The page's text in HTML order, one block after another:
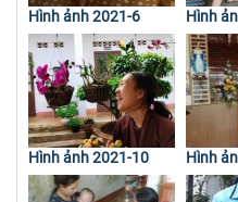
Hình ảnh 2021-6 Hình
Hình ảnh 2021-10 Hình